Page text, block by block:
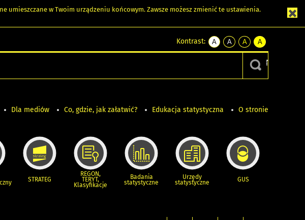
umieszczane w Twoim urządzeniu końcowym. Zawsze możesz zmienić te ustawienia.
Kontrast:
A
kontrast
A
kontrast
czarnym
A
kontrast
żółty
tekst
czarnym
A
kontrast
czarny
tekst
żółtym
Dla mediów Co, gdzie, jak załatwić? Edukacja statystyczna O stronie
STRATEG
REGON,
TERYT,
Klasyfikacje
Badania
statystyczne
Urzędy
statystyczne GUS